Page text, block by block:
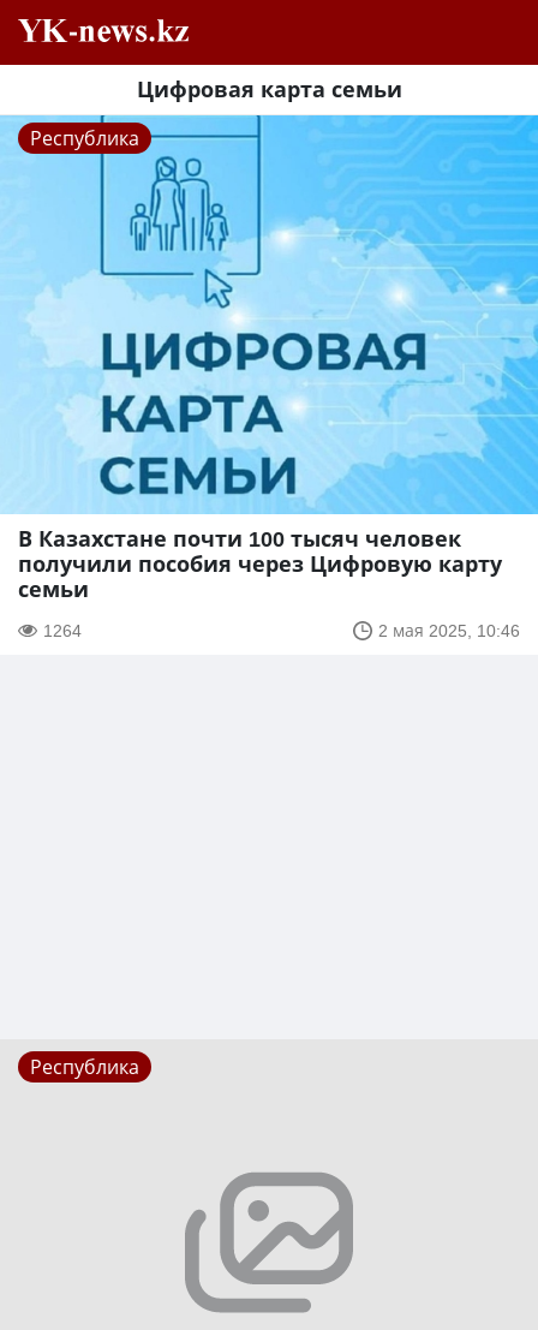
Цифровая карта семьи
Республика
В Казахстане почти 100 тысяч человек
получили пособия через Цифровую карту
семьи
1264 2 мая 2025, 10:46
Республика